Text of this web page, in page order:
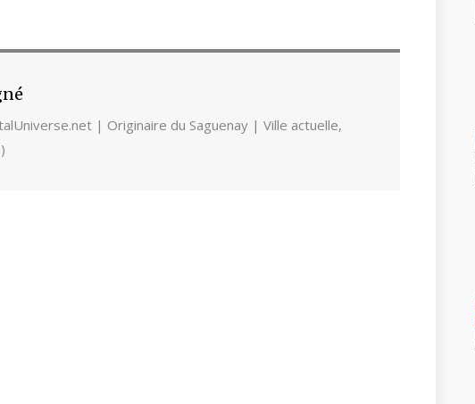
| Originaire du Saguenay | Ville actuelle,